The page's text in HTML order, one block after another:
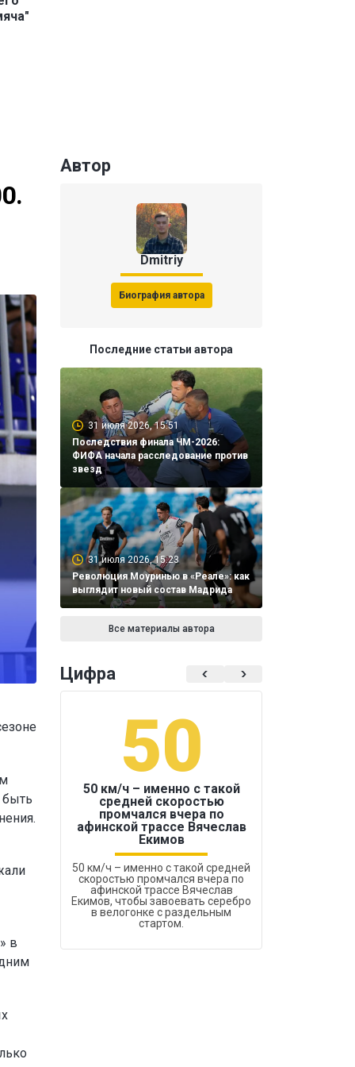
быть
в
Автор
Dmitriy
Биография автора
Последние статьи автора
31 июля 2026, 15:51
Последствия финала ЧМ-2026:
ФИФА начала расследование против
звезд
31 июля 2026, 15:23
Революция Моуринью в «Реале»: как
выглядит новый состав Мадрида
Все материалы автора
Цифра
50
50 км/ч – именно с такой
средней скоростью
промчался вчера по
афинской трассе Вячеслав
Екимов
50 км/ч – именно с такой средней
скоростью промчался вчера по
афинской трассе Вячеслав
Екимов, чтобы завоевать серебро
в велогонке с раздельным
стартом.